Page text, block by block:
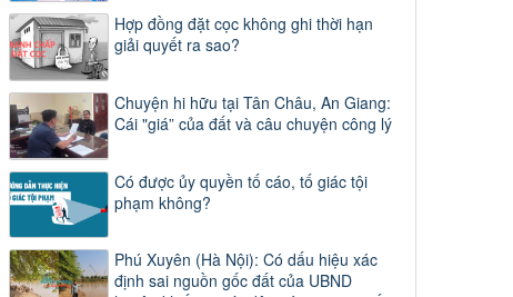
Hợp đồng đặt cọc không ghi thời hạn
giải quyết ra sao?
Chuyện hi hữu tại Tân Châu, An Giang:
Cái "giá” của đất và câu chuyện công lý
Có được ủy quyền tố cáo, tố giác tội
phạm không?
Phú Xuyên (Hà Nội): Có dấu hiệu xác
định sai nguồn gốc đất của UBND